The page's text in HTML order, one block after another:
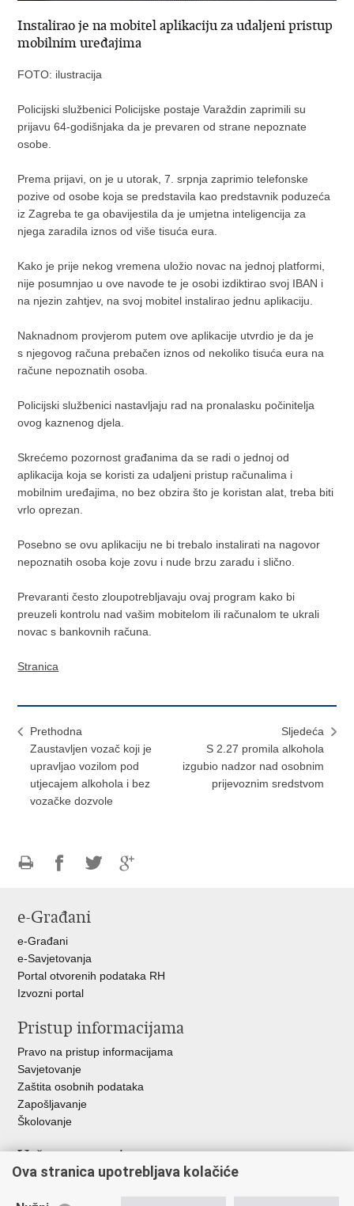
Instalirao je na mobitel aplikaciju za udaljeni pristup
mobilnim uređajima
FOTO: ilustracija
Policijski službenici Policijske postaje Varaždin zaprimili su
prijavu 64-godišnjaka da je prevaren od strane nepoznate
osobe.
Prema prijavi, on je u utorak, 7. srpnja zaprimio telefonske
pozive od osobe koja se predstavila kao predstavnik poduzeća
iz Zagreba te ga obavijestila da je umjetna inteligencija za
njega zaradila iznos od više tisuća eura.
Kako je prije nekog vremena uložio novac na jednoj platformi,
nije posumnjao u ove navode te je osobi izdiktirao svoj IBAN i
na njezin zahtjev, na svoj mobitel instalirao jednu aplikaciju.
Naknadnom provjerom putem ove aplikacije utvrdio je da je
s njegovog računa prebačen iznos od nekoliko tisuća eura na
račune nepoznatih osoba.
Policijski službenici nastavljaju rad na pronalasku počinitelja
ovog kaznenog djela.
Skrećemo pozornost građanima da se radi o jednoj od
aplikacija koja se koristi za udaljeni pristup računalima i
mobilnim uređajima, no bez obzira što je koristan alat, treba biti
vrlo oprezan.
Posebno se ovu aplikaciju ne bi trebalo instalirati na nagovor
nepoznatih osoba koje zovu i nude brzu zaradu i slično.
Prevaranti često zloupotrebljavaju ovaj program kako bi
preuzeli kontrolu nad vašim mobitelom ili računalom te ukrali
novac s bankovnih računa.
Stranica
Prethodna
Zaustavljen vozač koji je
upravljao vozilom pod
utjecajem alkohola i bez
vozačke dozvole
Sljedeća
S 2.27 promila alkohola
izgubio nadzor nad osobnim
prijevoznim sredstvom
FacebookuTwitteru
e-Građani
e-Građani
e-Savjetovanja
Portal otvorenih podataka RH
Izvozni portal
Pristup informacijama
Pravo na pristup informacijama
Savjetovanje
Zaštita osobnih podataka
Zapošljavanje
Školovanje
Važne poveznice
Ministarstvo unutarnjih poslova
Ova stranica upotrebljava kolačiće